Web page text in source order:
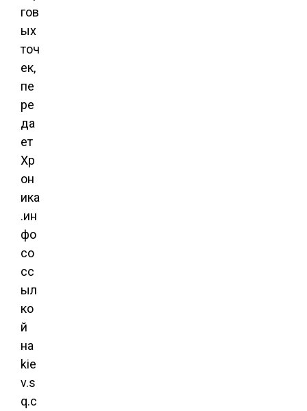
гов
ых
точ
ек,
пе
ре
да
ет
Хр
он
ика
.ин
фо
со
сс
ыл
ко
й
на
kie
v.s
q.c